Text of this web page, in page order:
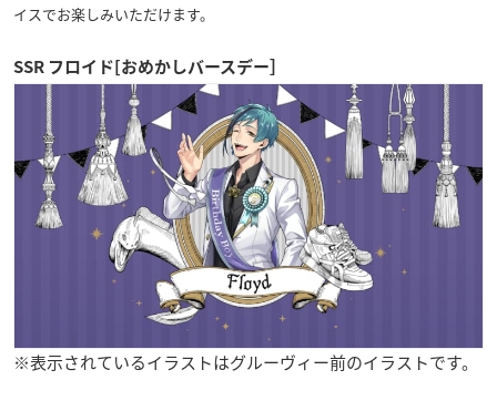
イスでお楽しみいただけます。
SSR フロイド[おめかしバースデー］
※表示されているイラストはグルーヴィー前のイラストです。